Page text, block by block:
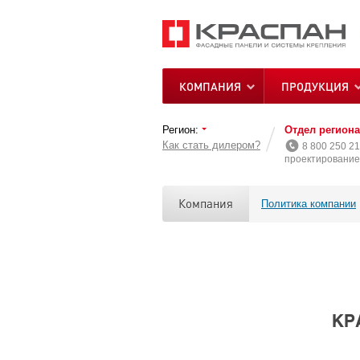
КОМПАНИЯ ПРОДУКЦИЯ
Регион:
Как стать дилером?
Отдел
8 800 250
Компания Политика компании